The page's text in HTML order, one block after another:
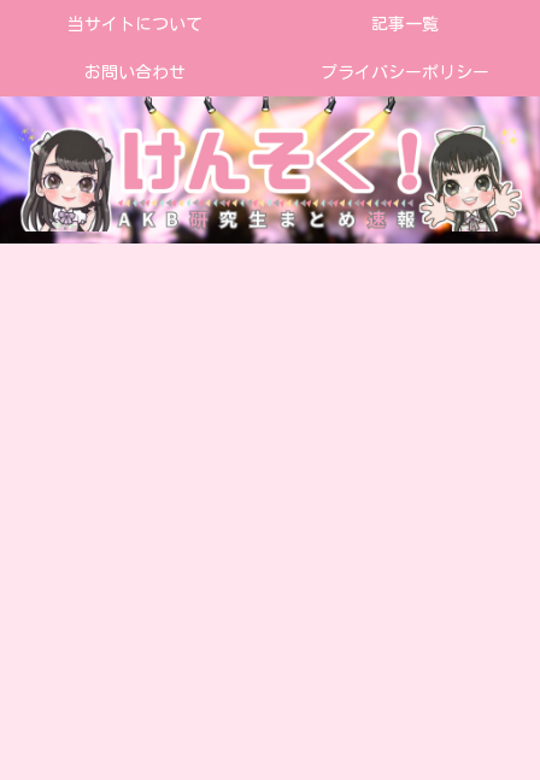
当サイトについて 記事一覧
お問い合わせ プライバシーポリシー